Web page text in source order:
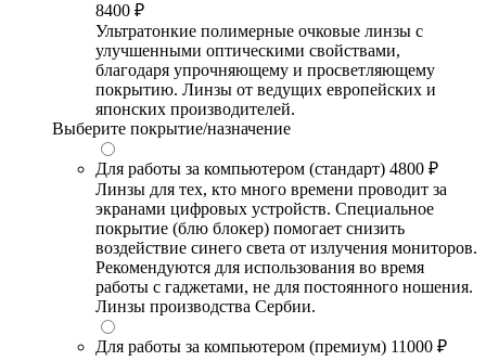
8400 ₽
Ультратонкие полимерные очковые линзы с
улучшенными оптическими свойствами,
благодаря упрочняющему и просветляющему
покрытию. Линзы от ведущих европейских и
японских производителей.
Выберите покрытие/назначение
Для работы за компьютером (стандарт) 4800 ₽
Линзы для тех, кто много времени проводит за
экранами цифровых устройств. Специальное
покрытие (блю блокер) помогает снизить
воздействие синего света от излучения мониторов.
Рекомендуются для использования во время
работы с гаджетами, не для постоянного ношения.
Линзы производства Сербии.
Для работы за компьютером (премиум) 11000 ₽